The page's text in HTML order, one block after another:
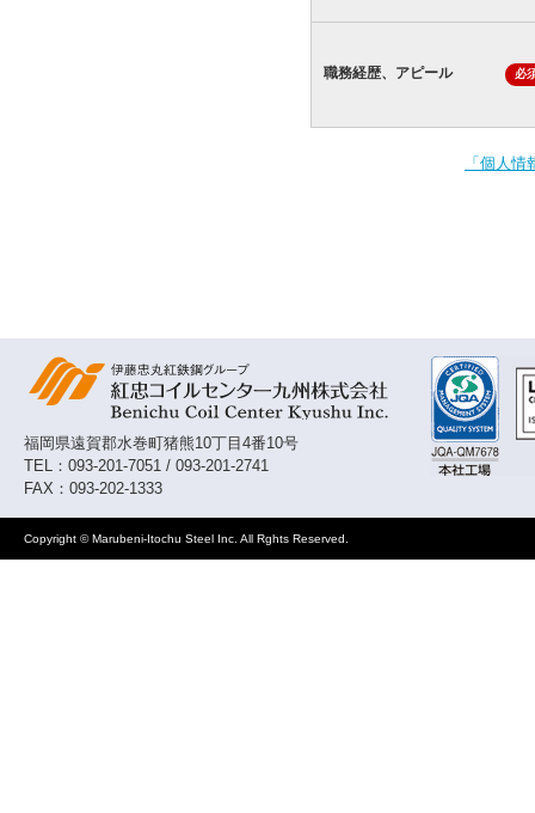
職務経歴、アピール 必
「個人
福岡県遠賀郡水巻町猪熊10丁目4番10号
TEL：093-201-7051 / 093-201-2741
FAX：093-202-1333
Copyright © Marubeni-Itochu Steel Inc. All Rghts Reserved.